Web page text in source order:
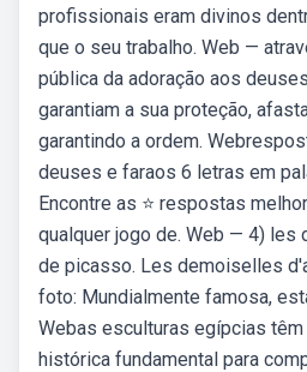
profissionais eram divinos
que o seu trabalho. Web —
pública da adoração aos
garantiam a sua proteção,
garantindo a ordem.
deuses e faraos 6 letras em
Encontre as ⭐ respostas
qualquer jogo de. Web — 4) les
de picasso. Les demoiselles
foto: Mundialmente famosa,
Webas esculturas egípcias têm
histórica fundamental para